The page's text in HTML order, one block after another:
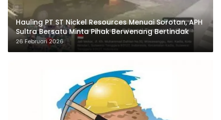
Hauling PT ST Nickel Resources Menuai Sorotan, APH
Sultra Bersatu Minta Pihak Berwenang Bertindak
26 Februari 2026